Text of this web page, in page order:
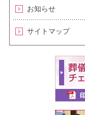
お知らせ
サイトマップ